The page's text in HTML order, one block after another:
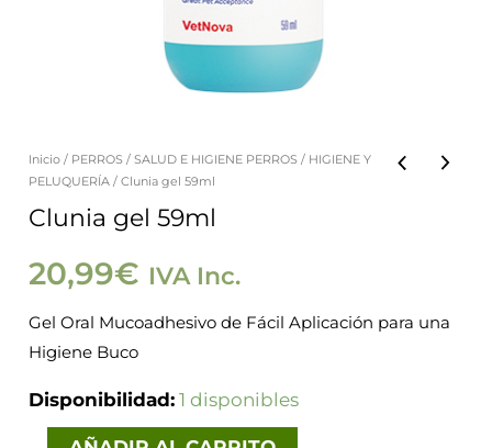
Inicio / PERROS /SALUD E HIGIENE PERROS / HIGIENE Y
PELUQUERÍA / Clunia gel 59ml
Clunia gel 59ml
20,99€ IVA Inc.
Gel Oral Mucoadhesivo de Fácil Aplicación para una
Higiene Buco
Disponibilidad: 1 disponibles
Clunia
59ml
cantidad